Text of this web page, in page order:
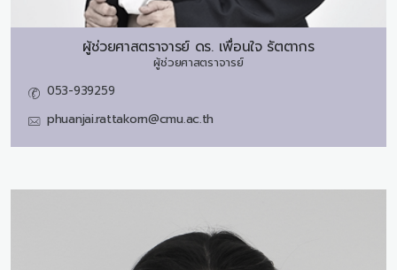
ผู้ช่วยศาสตราจารย์ ดร. เพื่อนใจ รัตตากร
ผู้ช่วยศาสตราจารย์
053-939259
phuanjai.rattakorn@cmu.ac.th